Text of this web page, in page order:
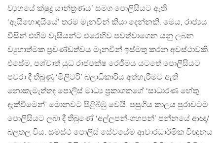
ව්‍යුහයේ ක්ෂුද්‍ර යාන්ත්‍රණය’ සමග පොලීසියට ඇති
‘ඇයිහොඳයියේ’ තරම මැනවින් කියා දෙන්නකි. මෙය, රාජ්‍යය
විසින් එහිම වැසියන්ට එරෙහිව පවත්වාගෙන යනු ලබන
ව්‍යුහාත්මක ප්‍රචණ්ඩත්වය මැනවින් ඉස්මතු කරන අවස්ථාවකි.
එසේම, පශ්චාත් යුධ රාජපක්ෂ රෙජීමය යටතේ පොලීසියට
පවරා දී තිබුණු ‘මිලිටරි’ බලාධිකාරිය අත්හැරීමට ඇති
නොකැමැත්තද පොලිස් මාධ්‍ය ප්‍රකාශකගේ ‘සාධාරණ හේතු
දැක්වීමෙන්’ මොනවට පිළිබිඹු වෙයි. පසුගිය කාලය පුරාවටම
පොලීසියට ලබා දී තිබුණේ ‘අල්ලපන්-ගහපන්’ පන්නයේ ආඥා/
බලතල විය. සමස්ථ පොලිස් සේවයේම ආචාරධාර්මික විඥානය